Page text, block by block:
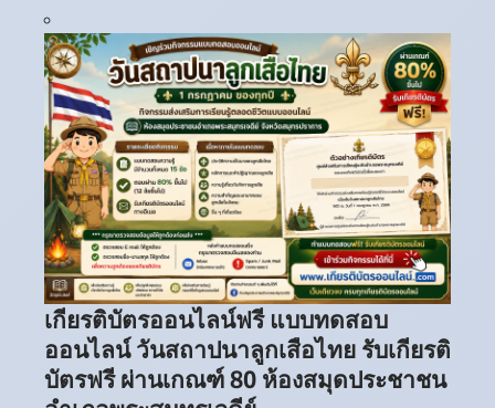
เกียรติบัตรออนไลน์ฟรี แบบทดสอบ
ออนไลน์ วันสถาปนาลูกเสือไทย รับเกียรติ
บัตรฟรี ผ่านเกณฑ์ 80 ห้องสมุดประชาชน